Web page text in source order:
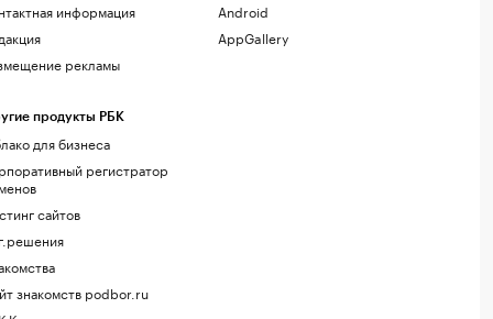
информация
рекламы
продукты РБК
для бизнеса
регистратор
сайтов
знакомств podbor.ru
Android
AppGallery